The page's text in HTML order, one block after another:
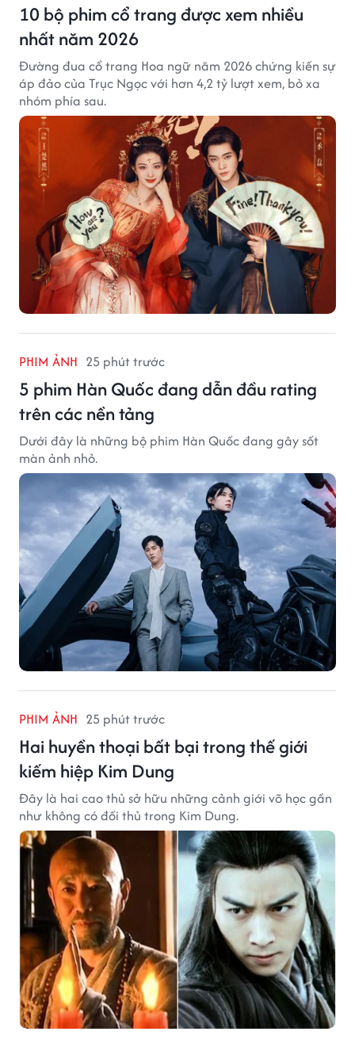
10 bộ phim cổ trang được xem nhiều
nhất năm 2026
Đường đua cổ trang Hoa ngữ năm 2026 chứng kiến sự
áp đảo của Trục Ngọc với hơn 4,2 tỷ lượt xem, bỏ xa
nhóm phía sau.
PHIM ẢNH 25 phút trước
5 phim Hàn Quốc đang dẫn đầu rating
trên các nền tảng
Dưới đây là những bộ phim Hàn Quốc đang gây sốt
màn ảnh nhỏ.
PHIM ẢNH 25 phút trước
Hai huyền thoại bất bại trong thế giới
kiếm hiệp Kim Dung
Đây là hai cao thủ sở hữu những cảnh giới võ học gần
như không có đối thủ trong Kim Dung.